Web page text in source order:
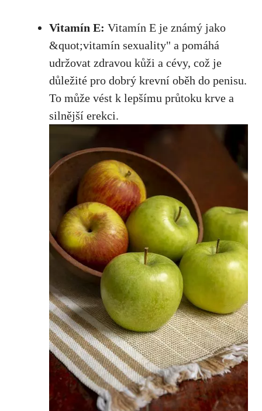
Vitamín E: Vitamín E je známý jako
&quot;vitamín sexuality" a pomáhá
udržovat zdravou kůži a cévy, což je
důležité pro dobrý krevní oběh do penisu.
To může vést k lepšímu průtoku krve a
silnější erekci.